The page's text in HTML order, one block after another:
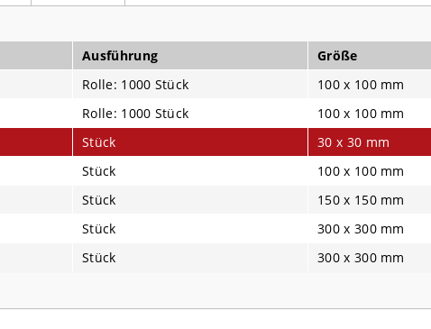
Ausführung Größe
Rolle: 1000 Stück 100 x 100 mm
Rolle: 1000 Stück 100 x 100 mm
Stück 30 x 30 mm
Stück 100 x 100 mm
Stück 150 x 150 mm
Stück 300 x 300 mm
Stück 300 x 300 mm